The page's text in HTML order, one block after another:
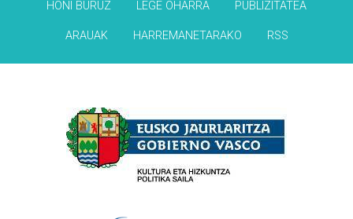
HONI BURUZ LEGE OHARRA PUBLIZITATEA
ARAUAK HARREMANETARAKO RSS